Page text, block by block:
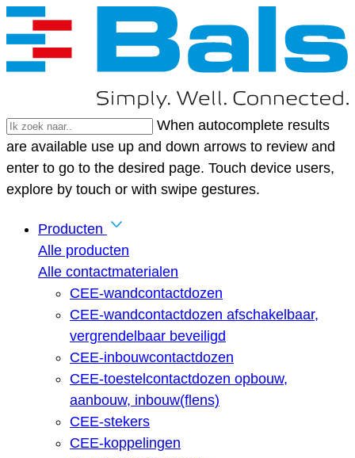
When autocomplete results
are available use up and down arrows to review and
enter to go to the desired page. Touch device users,
explore by touch or with swipe gestures.
Producten
Alle producten
Alle contactmaterialen
CEE-wandcontactdozen
CEE-wandcontactdozen afschakelbaar,
vergrendelbaar beveiligd
CEE-inbouwcontactdozen
CEE-toestelcontactdozen opbouw,
aanbouw, inbouw(flens)
CEE-stekers
CEE-koppelingen